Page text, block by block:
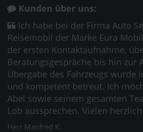
Kunden über uns:
Ich habe bei der Firma Auto
Reisemobil der Marke Eura
der ersten Kontaktaufnahme,
Beratungsgespräche bis hin zur
Übergabe des Fahrzeugs wurde
und kompetent betreut. Ich
Abel sowie seinem gesamten
Lob aussprechen. Vielen
Herr Manfred K.